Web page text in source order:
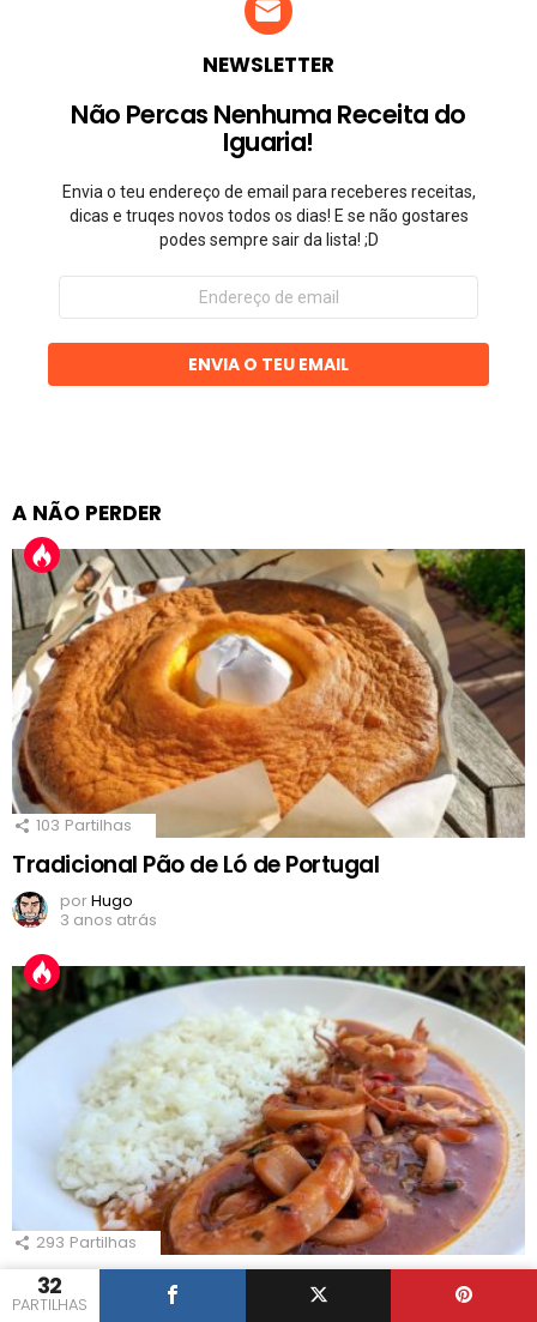
32
PARTILHAS
NEWSLETTER
Não Percas Nenhuma Receita do
Iguaria!
Envia o teu endereço de email para receberes receitas,
dicas e truqes novos todos os dias! E se não gostares
podes sempre sair da lista! ;D
Endereço
email
ENVIA O TEU EMAIL
A NÃO PERDER
103 Partilhas
Tradicional Pão de Ló de Portugal
porHugo
3 anos atrás
293 Partilhas
Lulas Guisadas à Portuguesa